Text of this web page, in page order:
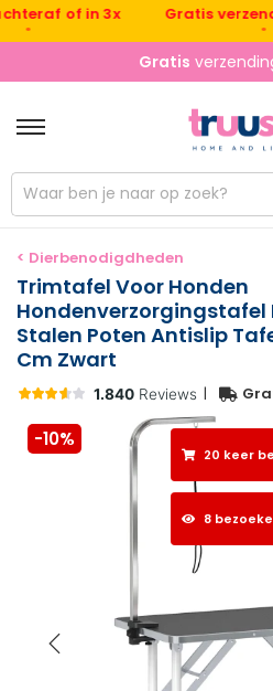
of in 3x Gratis verzending
Gratis
< Dierbenodigdheden
Trimtafel Voor Honden
Hondenverzorgingstafel
Stalen Poten Antislip
Cm Zwart
|
20 keer
8
-10%